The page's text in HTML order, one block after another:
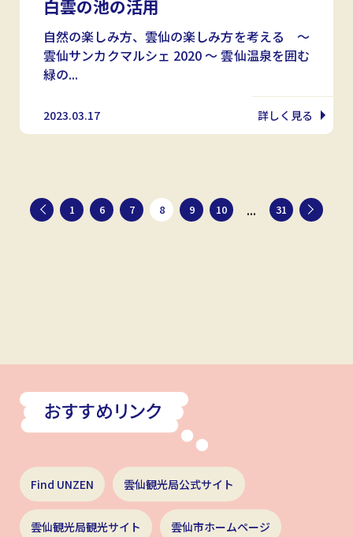
白雲の池の活用
自然の楽しみ方、雲仙の楽しみ方を考える ～
雲仙サンカクマルシェ 2020 ～ 雲仙温泉を囲む
緑の...
2023.03.17 詳しく見る
1 6 7 8 9 10 ... 31
Find UNZEN 雲仙観光局公式サイト
雲仙観光局観光サイト 雲仙市ホームページ